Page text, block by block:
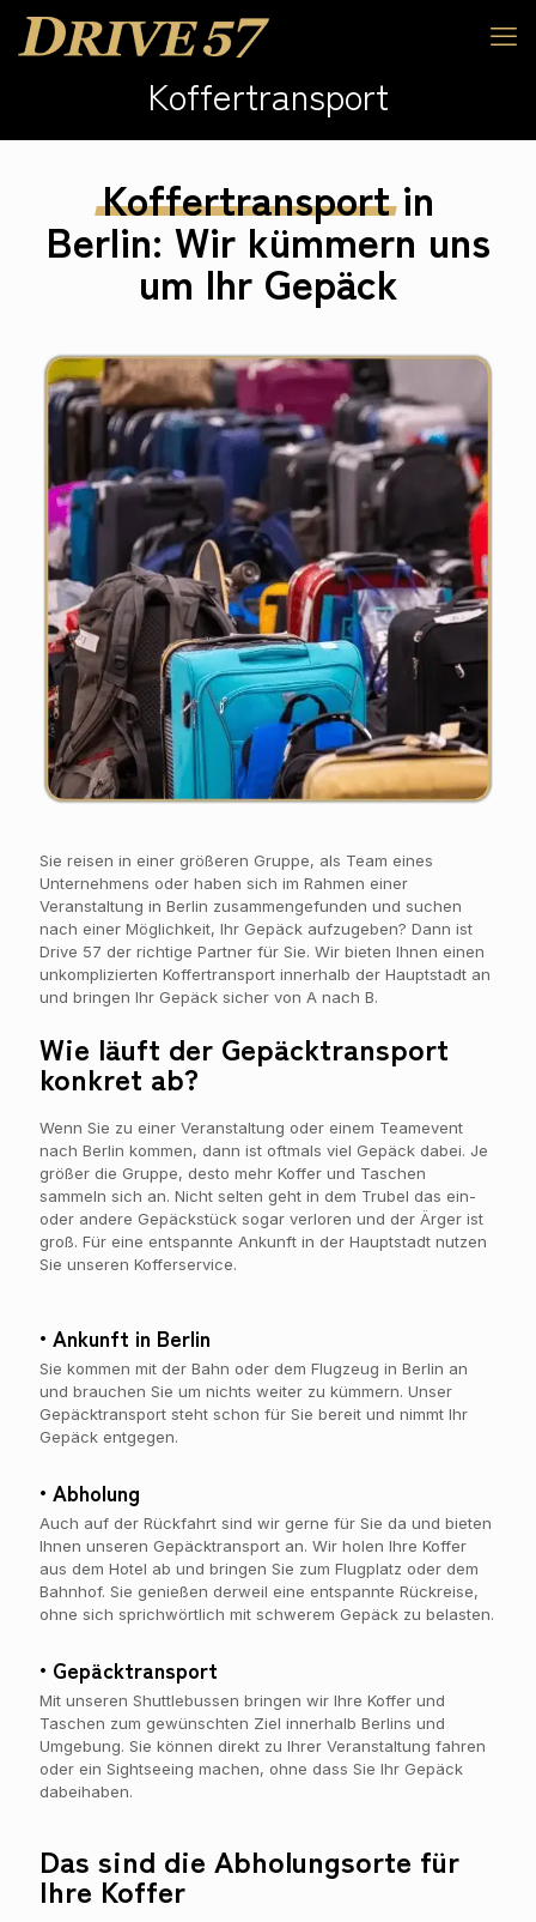
Koffertransport
Koffertransport in
Berlin: Wir kümmern uns
um Ihr Gepäck
Sie reisen in einer größeren Gruppe, als Team eines
Unternehmens oder haben sich im Rahmen einer
Veranstaltung in Berlin zusammengefunden und suchen
nach einer Möglichkeit, Ihr Gepäck aufzugeben? Dann ist
Drive 57 der richtige Partner für Sie. Wir bieten Ihnen einen
unkomplizierten Koffertransport innerhalb der Hauptstadt an
und bringen Ihr Gepäck sicher von A nach B.
Wie läuft der Gepäcktransport
konkret ab?
Wenn Sie zu einer Veranstaltung oder einem Teamevent
nach Berlin kommen, dann ist oftmals viel Gepäck dabei. Je
größer die Gruppe, desto mehr Koffer und Taschen
sammeln sich an. Nicht selten geht in dem Trubel das ein-
oder andere Gepäckstück sogar verloren und der Ärger ist
groß. Für eine entspannte Ankunft in der Hauptstadt nutzen
Sie unseren Kofferservice.
• Ankunft in Berlin
Sie kommen mit der Bahn oder dem Flugzeug in Berlin an
und brauchen Sie um nichts weiter zu kümmern. Unser
Gepäcktransport steht schon für Sie bereit und nimmt Ihr
Gepäck entgegen.
• Abholung
Auch auf der Rückfahrt sind wir gerne für Sie da und bieten
Ihnen unseren Gepäcktransport an. Wir holen Ihre Koffer
aus dem Hotel ab und bringen Sie zum Flugplatz oder dem
Bahnhof. Sie genießen derweil eine entspannte Rückreise,
ohne sich sprichwörtlich mit schwerem Gepäck zu belasten.
• Gepäcktransport
Mit unseren Shuttlebussen bringen wir Ihre Koffer und
Taschen zum gewünschten Ziel innerhalb Berlins und
Umgebung. Sie können direkt zu Ihrer Veranstaltung fahren
oder ein Sightseeing machen, ohne dass Sie Ihr Gepäck
dabeihaben.
Das sind die Abholungsorte für
Ihre Koffer